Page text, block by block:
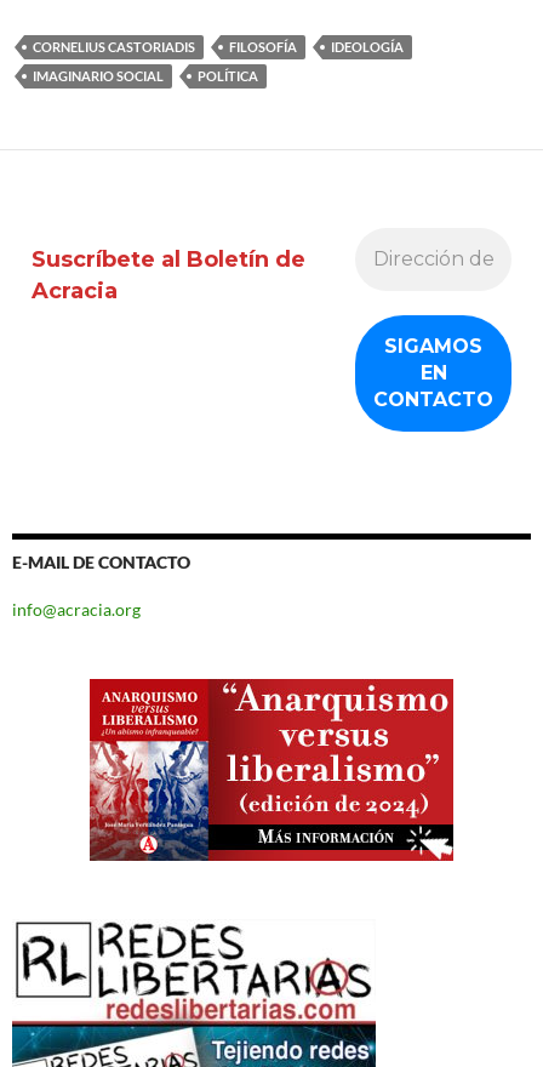
CORNELIUS CASTORIADIS FILOSOFÍA
IDEOLOGÍA
IMAGINARIO SOCIAL
POLÍTICA
Suscríbete al Boletín de
Acracia
E-MAIL DE CONTACTO
info@acracia.org